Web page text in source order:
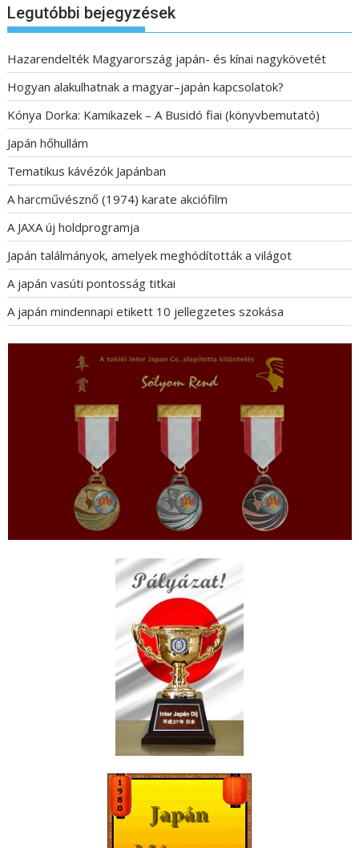
e
g
y
z
é
s
n
a
v
i
g
á
c
i
ó
Legutóbbi bejegyzések
Hazarendelték Magyarország japán- és kínai nagykövetét
Hogyan alakulhatnak a magyar–japán kapcsolatok?
Kónya Dorka: Kamikazek – A Busidó fiai (könyvbemutató)
Japán hőhullám
Tematikus kávézók Japánban
A harcművésznő (1974) karate akciófilm
A JAXA új holdprogramja
Japán találmányok, amelyek meghódították a világot
A japán vasúti pontosság titkai
A japán mindennapi etikett 10 jellegzetes szokása